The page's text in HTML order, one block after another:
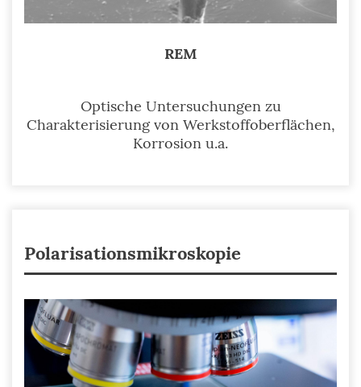
REM
Optische Untersuchungen zu
Charakterisierung von Werkstoffoberflächen,
Korrosion u.a.
Polarisationsmikroskopie